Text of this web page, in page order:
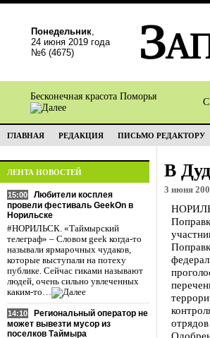
Понедельник,
24 июня 2019 года
№6 (4675)
Бесконечная красота Поморья
С
ГЛАВНАЯ РЕДАКЦИЯ ПИСЬМО РЕДАКТОРУ
ЛЕНТА НОВОСТЕЙ
15:00
Любители косплея
провели фестиваль GeekOn в
Норильске
#НОРИЛЬСК. «Таймырский
телеграф» – Словом geek когда-то
называли ярмарочных чудаков,
которые выступали на потеху
публике. Сейчас гиками называют
людей, очень сильно увлеченных
каким-то…
14:10
Региональный оператор не
может вывезти мусор из
поселков Таймыра
В
3 июня